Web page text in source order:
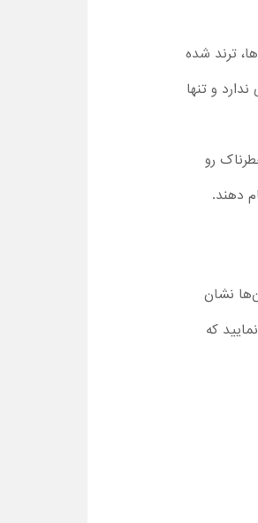
ترند شده
و تنها
رو
دهند.
نشان
که